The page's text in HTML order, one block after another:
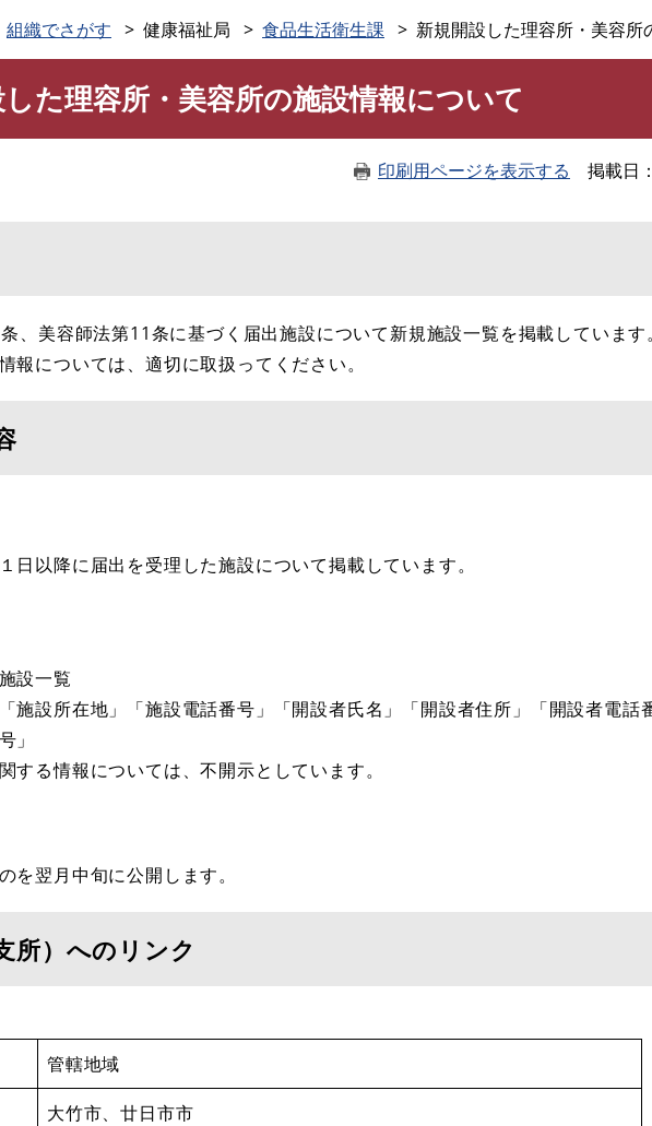
組織でさがす 健康福祉局 食品生活衛生課 新規開設した理容所・美容所
た理容所・美容所の施設情報について
印刷用ページを表示する 掲載日
、美容師法第11条に基づく届出施設について新規施設一覧を掲載しています。
報については、適切に取扱ってください。
日以降に届出を受理した施設について掲載しています。
設一覧
施設所在地」「施設電話番号」「開設者氏名」「開設者住所」「開設者電話
」
する情報については、不開示としています。
を翌月中旬に公開します。
所）へのリンク
管轄地域
大竹市、廿日市市